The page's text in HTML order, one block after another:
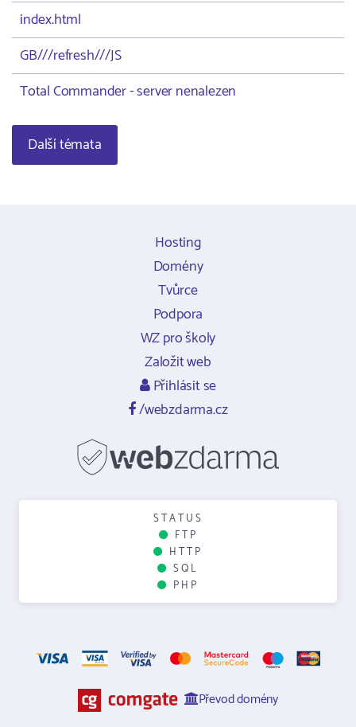
index.html
GB///refresh///JS
Total Commander - server nenalezen
Další témata
Hosting
Domény
Tvůrce
Podpora
WZ pro školy
Založit web
Přihlásit se
/webzdarma.cz
STATUS
FTP
HTTP
SQL
PHP
Převod domény